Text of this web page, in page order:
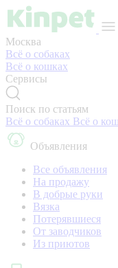
Москва
Всё о собаках
Всё о кошках
Сервисы
Поиск по статьям
Всё о собаках Всё о
Объявления
Все объявления
На продажу
В добрые руки
Вязка
Потерявшиеся
От заводчиков
Из приютов